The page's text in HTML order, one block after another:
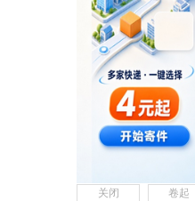
关闭 卷起